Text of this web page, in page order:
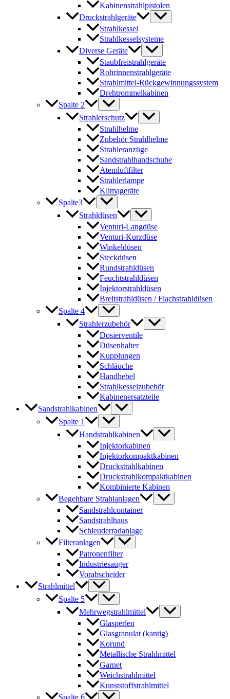
Kabinenstrahlpistolen
Druckstrahlgeräte
Strahlkessel
Strahlkesselsysteme
Diverse Geräte
Staubfreistrahlgeräte
Rohrinnenstrahlgeräte
Strahlmittel-Rückgewinnungssystem
Drehtrommelkabinen
Spalte 2
Strahlerschutz
Strahlhelme
Zubehör Strahlhelme
Strahleranzüge
Sandstrahlhandschuhe
Atemluftfilter
Strahlerlampe
Klimageräte
Spalte3
Strahldüsen
Venturi-Langdüse
Venturi-Kurzdüse
Winkeldüsen
Steckdüsen
Rundstrahldüsen
Feuchtstrahldüsen
Injektorstrahldüsen
Breitstrahldüsen / Flachstrahldüsen
Spalte 4
Strahlerzubehör
Dosierventile
Düsenhalter
Kupplungen
Schläuche
Handhebel
Strahlkesselzubehör
Kabinenersatzteile
Sandstrahlkabinen
Spalte 1
Handstrahlkabinen
Injektorkabinen
Injektorkompaktkabinen
Druckstrahlkabinen
Druckstrahlkompaktkabinen
Kombinierte Kabinen
Begehbare Strahlanlagen
Sandstrahlcontainer
Sandstrahlhaus
Schleuderradanlage
Filteranlagen
Patronenfilter
Industriesauger
Vorabscheider
Strahlmittel
Spalte 5
Mehrwegstrahlmittel
Glasperlen
Glasgranulat (kantig)
Korund
Metallische Strahlmittel
Garnet
Weichstrahlmittel
Kunststoffstrahlmittel
Spalte 6